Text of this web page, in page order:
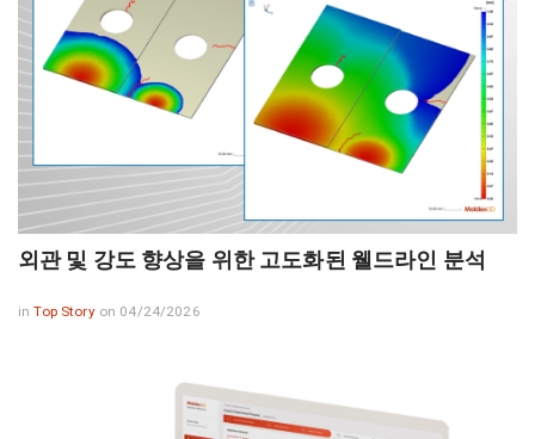
외관 및 강도 향상을 위한 고도화된 웰드라인 분석
inTop Story on 04/24/2026